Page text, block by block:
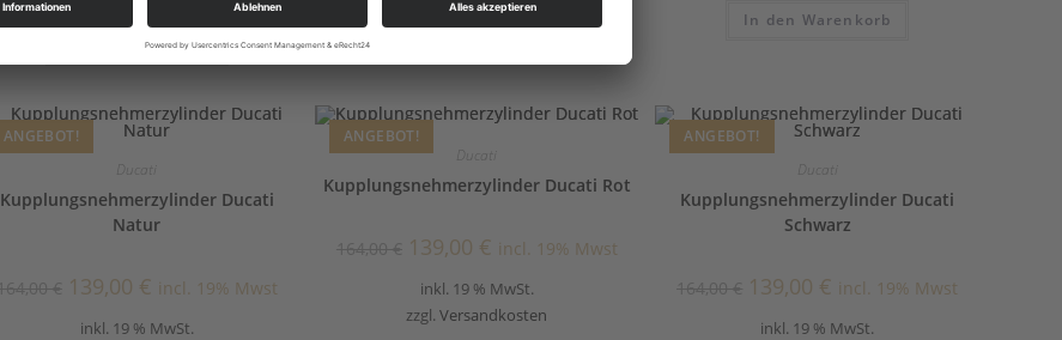
In den Warenkorb
Weiterlesen In den Warenkorb
ANGEBOT!
Ducati
Kupplungsnehmerzylinder Ducati
Natur
139,00 € incl. 19% Mwst
inkl. 19 % MwSt.
ANGEBOT!
Ducati
Kupplungsnehmerzylinder Ducati Rot
164,00€ 139,00 € incl. 19% Mwst
inkl. 19 % MwSt.
zzgl.Versandkosten
ANGEBOT!
Ducati
Kupplungsnehmerzylinder Ducati
Schwarz
139,00 € incl. 19% Mwst
inkl. 19 % MwSt.